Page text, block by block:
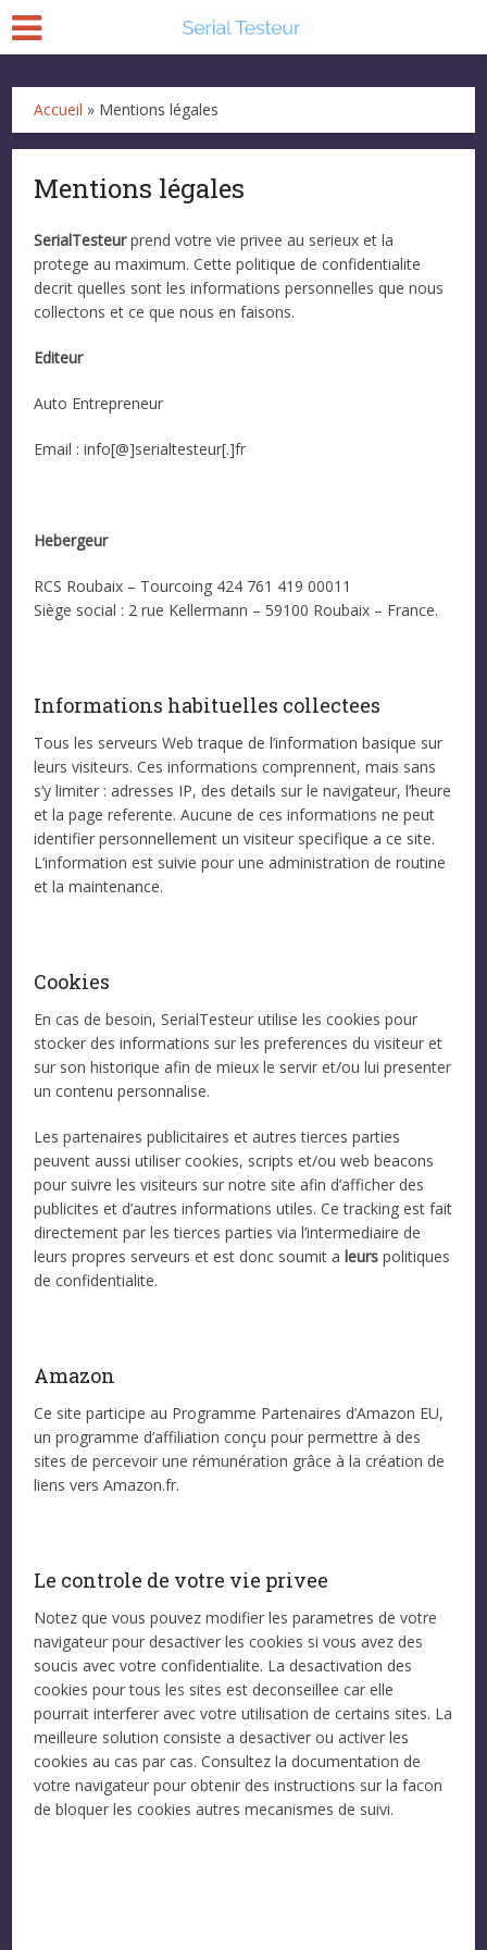
Accueil » Mentions légales
Mentions légales
SerialTesteurprend votre vie privee au serieux et la
protege au maximum. Cette politique de confidentialite
decrit quelles sont les informations personnelles que nous
collectons et ce que nous en faisons.
Editeur
Auto Entrepreneur
Email : info[@]serialtesteur[.]fr
Hebergeur
RCS Roubaix – Tourcoing 424 761 419 00011
Siège social : 2 rue Kellermann – 59100 Roubaix – France.
Informations habituelles collectees
Tous les serveurs Web traque de l’information basique sur
leurs visiteurs. Ces informations comprennent, mais sans
s’y limiter : adresses IP, des details sur le navigateur, l’heure
et la page referente. Aucune de ces informations ne peut
identifier personnellement un visiteur specifique a ce site.
L’information est suivie pour une administration de routine
et la maintenance.
Cookies
En cas de besoin, SerialTesteur utilise les cookies pour
stocker des informations sur les preferences du visiteur et
sur son historique afin de mieux le servir et/ou lui presenter
un contenu personnalise.
Les partenaires publicitaires et autres tierces parties
peuvent aussi utiliser cookies, scripts et/ou web beacons
pour suivre les visiteurs sur notre site afin d’afficher des
publicites et d’autres informations utiles. Ce tracking est fait
directement par les tierces parties via l’intermediaire de
leurs propres serveurs et est donc soumit aleurs politiques
de confidentialite.
Amazon
Ce site participe au Programme Partenaires d’Amazon EU,
un programme d’affiliation conçu pour permettre à des
sites de percevoir une rémunération grâce à la création de
liens vers Amazon.fr.
Le controle de votre vie privee
Notez que vous pouvez modifier les parametres de votre
navigateur pour desactiver les cookies si vous avez des
soucis avec votre confidentialite. La desactivation des
cookies pour tous les sites est deconseillee car elle
pourrait interferer avec votre utilisation de certains sites. La
meilleure solution consiste a desactiver ou activer les
cookies au cas par cas. Consultez la documentation de
votre navigateur pour obtenir des instructions sur la facon
de bloquer les cookies autres mecanismes de suivi.